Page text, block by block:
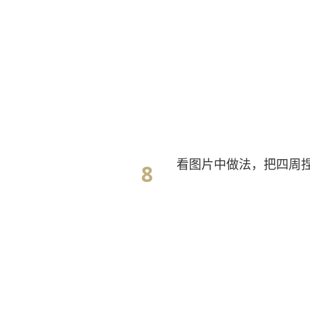
看图片中做法，把四周